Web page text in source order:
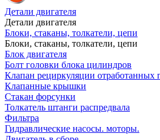
Детали двигателя
Детали двигателя
Блоки, стаканы, толкатели, цепи
Блоки, стаканы, толкатели, цепи
Блок двигателя
Болт головки блока цилиндров
Клапан рециркуляции отработанных
Клапанные крышки
Стакан форсунки
Толкатель штанги распредвала
Фильтра
Гидравлические насосы. моторы.